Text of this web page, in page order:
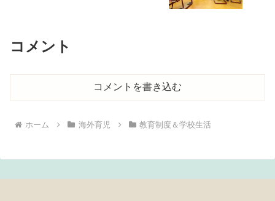
コメント
コメントを書き込む
ホーム 海外育児 教育制度＆学校生活